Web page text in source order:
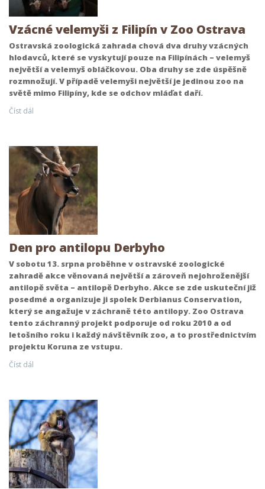
Vzácné velemyši z Filipín v Zoo Ostrava
Ostravská zoologická zahrada chová dva druhy vzácných
hlodavců, které se vyskytují pouze na Filipínách – velemyš
největší a velemyš obláčkovou. Oba druhy se zde úspěšně
rozmnožují. V případě velemyši největší je jedinou zoo na
světě mimo Filipíny, kde se odchov mláďat daří.
Číst dál
Den pro antilopu Derbyho
V sobotu 13. srpna proběhne v ostravské zoologické
zahradě akce věnovaná největší a zároveň nejohroženější
antilopě světa – antilopě Derbyho. Akce se zde uskuteční již
posedmé a organizuje ji spolek Derbianus Conservation,
který se angažuje v záchraně této antilopy. Zoo Ostrava
tento záchranný projekt podporuje od roku 2010 a od
letošního roku i každý návštěvník zoo, a to prostřednictvím
projektu Koruna ze vstupu.
Číst dál